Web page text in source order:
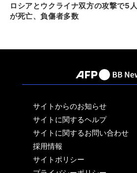
ロシアとウクライナ双方の攻撃で5人
が死亡、負傷者多数
サイトからのお知らせ
サイトに関するヘルプ
サイトに関するお問い合わせ
採用情報
サイトポリシー